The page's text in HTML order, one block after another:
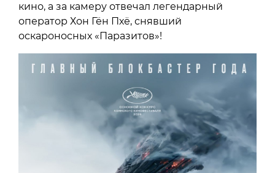
кино, а за камеру отвечал легендарный
оператор Хон Гён Пхё, снявший
оскароносных «Паразитов»!